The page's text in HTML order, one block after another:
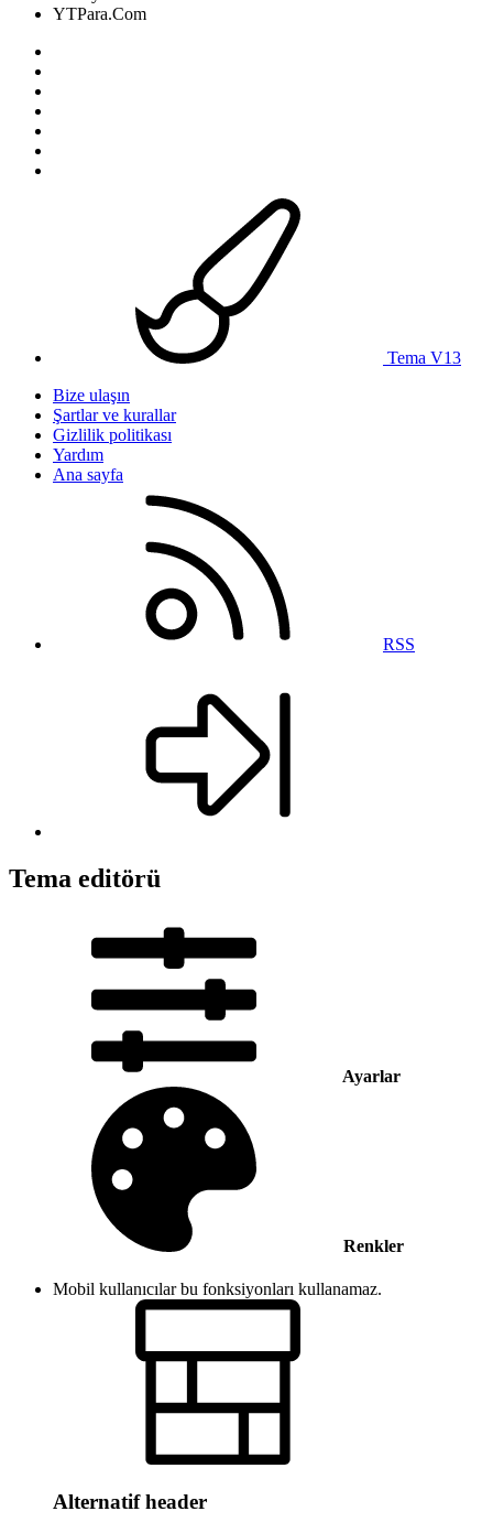
YTPara.Com
Tema V13
Bize ulaşın
Şartlar ve kurallar
Gizlilik politikası
Yardım
Ana sayfa
RSS
Tema editörü
Ayarlar
Renkler
Mobil kullanıcılar bu fonksiyonları kullanamaz.
Alternatif header